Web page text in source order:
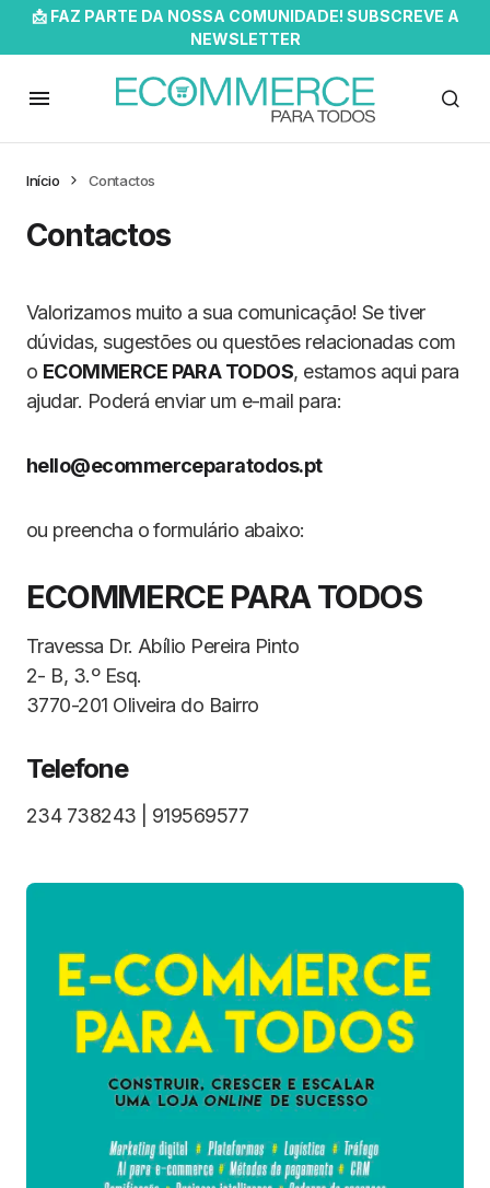
📩 FAZ PARTE DA NOSSA COMUNIDADE! SUBSCREVE A
NEWSLETTER
Início Contactos
Contactos
Valorizamos muito a sua comunicação! Se tiver
dúvidas, sugestões ou questões relacionadas com
o ECOMMERCE PARA TODOS, estamos aqui para
ajudar. Poderá enviar um e-mail para:
hello@ecommerceparatodos.pt
ou preencha o formulário abaixo:
ECOMMERCE PARA TODOS
Travessa Dr. Abílio Pereira Pinto
2- B, 3.º Esq.
3770-201 Oliveira do Bairro
Telefone
234 738243 | 919569577